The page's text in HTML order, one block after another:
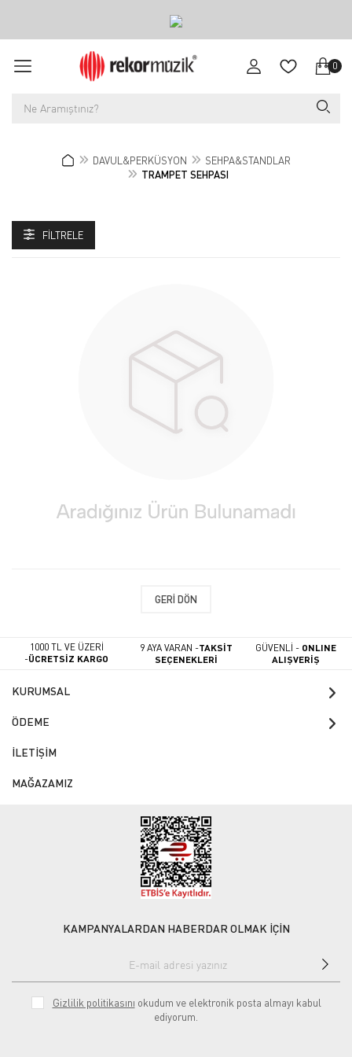
0
DAVUL&PERKÜSYON
SEHPA&STANDLAR
TRAMPET SEHPASI
FILTRELE
GERI DÖN
1000 TL VE ÜZERİ
-ÜCRETSİZ KARGO
9 AYA VARAN -TAKSİT
SEÇENEKLERİ
GÜVENLİ - ONLINE
ALIŞVERİŞ
KURUMSAL
ÖDEME
İLETİŞİM
MAĞAZAMIZ
KAMPANYALARDAN HABERDAR OLMAK İÇİN
Gizlilik politikasını okudum ve elektronik posta almayı kabul
ediyorum.